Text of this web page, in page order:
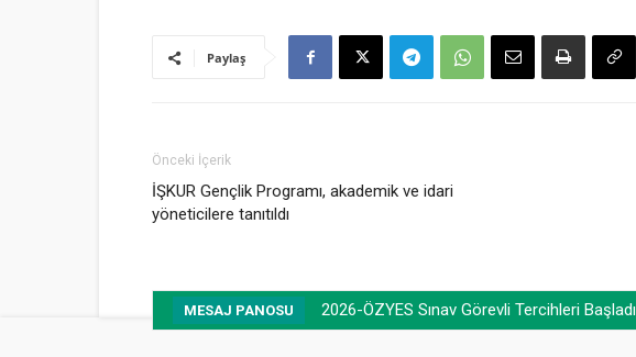
Paylaş
Önceki İçerik
İŞKUR Gençlik Programı, akademik ve idari
yöneticilere tanıtıldı
MESAJ PANOSU 2026-ÖZYES Sınav Görevli Tercihleri Başladı